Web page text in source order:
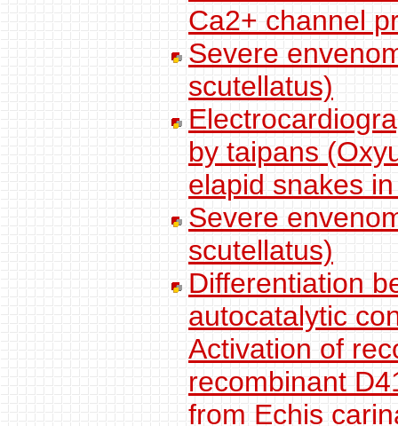
Ca2+ channel
Severe
scutellatus)
by taipans
elapid snakes
Severe
scutellatus)
Differentiation
autocatalytic
Activation of
recombinant
from Echis